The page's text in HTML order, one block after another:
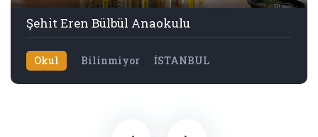
Şehit Eren Bülbül Anaokulu
Okul Bilinmiyor İSTANBUL